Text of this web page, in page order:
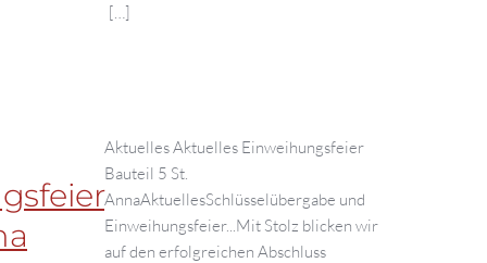
[…]
Aktuelles Aktuelles Einweihungsfeier
Bauteil 5 St.
AnnaAktuellesSchlüsselübergabe und
Einweihungsfeier...Mit Stolz blicken wir
auf den erfolgreichen Abschluss